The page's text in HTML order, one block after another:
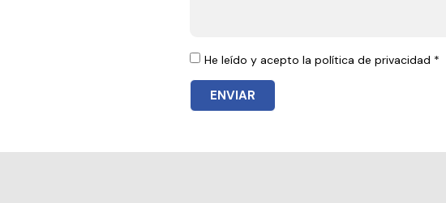
He leído y acepto la política de privacidad *
ENVIAR